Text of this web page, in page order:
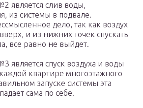
является слив воды,
из системы в подвале.
дело, так как воздух
и из нижних точек спускать
все равно не выйдет.
является спуск воздуха и воды
квартире многоэтажного
запуске системы эта
сама по себе.